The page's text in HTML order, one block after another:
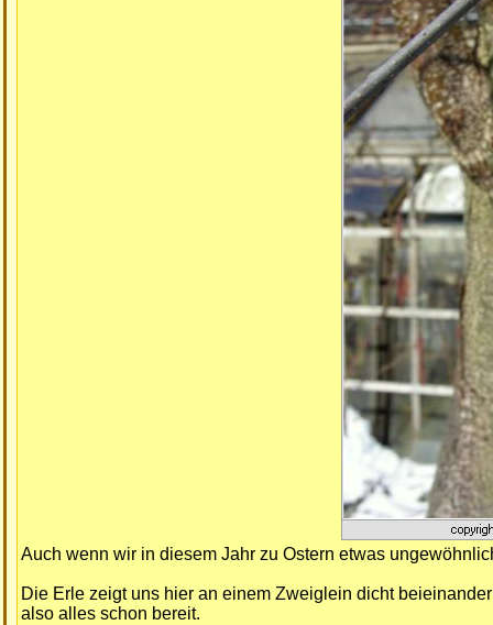
Auch wenn wir in diesem Jahr zu Ostern etwas
Die Erle zeigt uns hier an einem Zweiglein dicht
also alles schon bereit.